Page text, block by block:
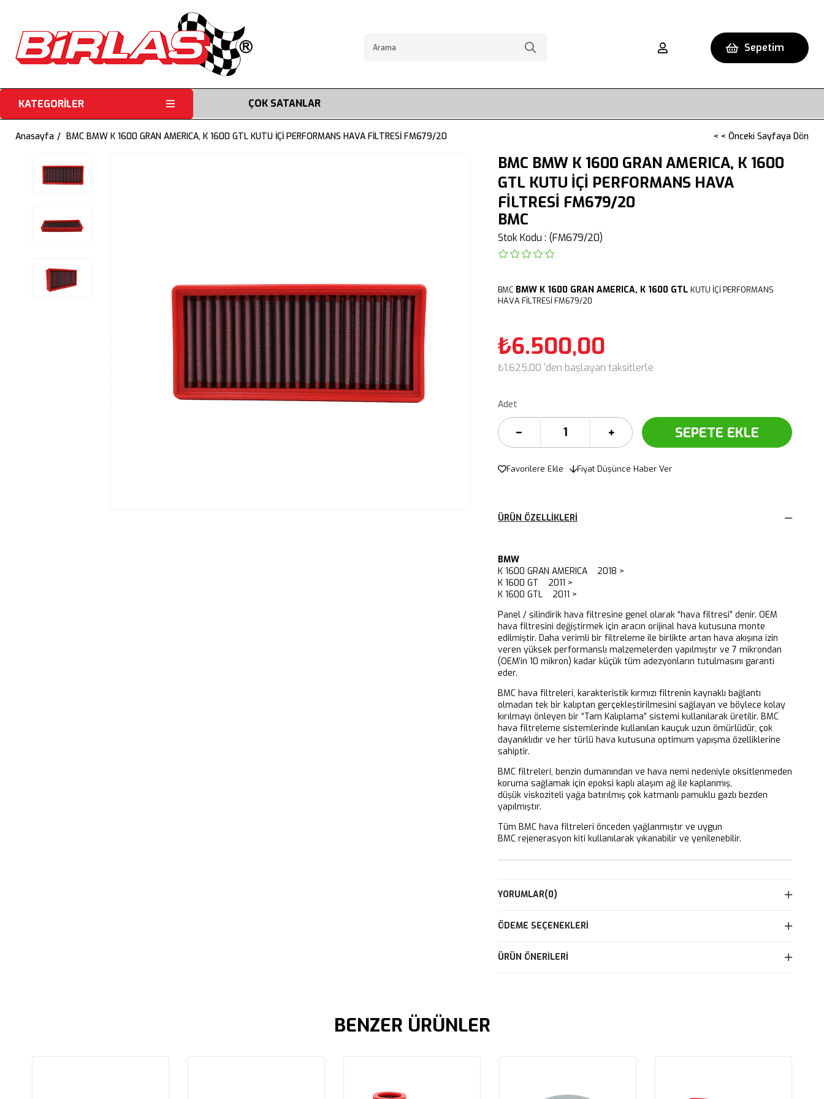
Sepetim
KATEGORİLER ÇOK SATANLAR
Anasayfa BMC BMW K 1600 GRAN AMERICA, K 1600 GTL KUTU İÇİ PERFORMANS HAVA FİLTRESİ FM679/20 < < Önceki Sayfaya Dön
BMC BMW K 1600 GRAN AMERICA, K 1600
GTL KUTU İÇİ PERFORMANS HAVA
FİLTRESİ FM679/20
BMC
Stok Kodu (FM679/20)
BMC BMW K 1600 GRAN AMERICA, K 1600 GTL KUTU İÇİ PERFORMANS
HAVA FİLTRESİ FM679/20
₺6.500,00
₺1.625,00 'den başlayan taksitlerle
Adet
Favorilere Ekle Fiyat Düşünce Haber Ver
ÜRÜN ÖZELLIKLERI
BMW
K 1600 GRAN AMERICA 2018 >
K 1600 GT 2011 >
K 1600 GTL 2011 >
Panel / silindirik hava filtresine genel olarak “hava filtresi” denir. OEM
hava filtresini değiştirmek için aracın orijinal hava kutusuna monte
edilmiştir. Daha verimli bir filtreleme ile birlikte artan hava akışına izin
veren yüksek performanslı malzemelerden yapılmıştır ve 7 mikrondan
(OEM’in 10 mikron) kadar küçük tüm adezyonların tutulmasını garanti
eder.
BMC hava filtreleri, karakteristik kırmızı filtrenin kaynaklı bağlantı
olmadan tek bir kalıptan gerçekleştirilmesini sağlayan ve böylece kolay
kırılmayı önleyen bir “Tam Kalıplama” sistemi kullanılarak üretilir. BMC
hava filtreleme sistemlerinde kullanılan kauçuk uzun ömürlüdür, çok
dayanıklıdır ve her türlü hava kutusuna optimum yapışma özelliklerine
sahiptir.
BMC filtreleri, benzin dumanından ve hava nemi nedeniyle oksitlenmeden
koruma sağlamak için epoksi kaplı alaşım ağ ile kaplanmış,
düşük viskoziteli yağa batırılmış çok katmanlı pamuklu gazlı bezden
yapılmıştır.
Tüm BMC hava filtreleri önceden yağlanmıştır ve uygun
BMC rejenerasyon kiti kullanılarak yıkanabilir ve yenilenebilir.
YORUMLAR(0)
ÖDEME SEÇENEKLERI
ÜRÜN ÖNERILERI
BENZER ÜRÜNLER